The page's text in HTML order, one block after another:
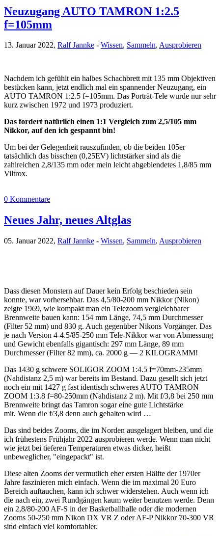
Neuzugang AUTO TAMRON 1:2.5
f=105mm
13. Januar 2022, Ralf Jannke - Wissen, Sammeln, Ausprobieren
Nachdem ich gefühlt ein halbes Schachbrett mit 135 mm Objektiven
bestücken kann, jetzt endlich mal ein spannender Neuzugang, ein
AUTO TAMRON 1:2.5 f=105mm. Das Porträt-Tele wurde nur sehr
kurz zwischen 1972 und 1973 produziert.
Das fordert natürlich einen 1:1 Vergleich zum 2,5/105 mm
Nikkor, auf den ich gespannt bin!
Um bei der Gelegenheit rauszufinden, ob die beiden 105er
tatsächlich das bisschen (0,25EV) lichtstärker sind als die
zahlreichen 2,8/135 mm oder mein leicht abgeblendetes 1,8/85 mm
Viltrox.
0 Kommentare
Neues Jahr, neues Altglas
05. Januar 2022, Ralf Jannke - Wissen, Sammeln, Ausprobieren
Dass diesen Monstern auf Dauer kein Erfolg beschieden sein
konnte, war vorhersehbar. Das 4,5/80-200 mm Nikkor (Nikon)
zeigte 1969, wie kompakt man ein Telezoom vergleichbarer
Brennweite bauen kann: 154 mm Länge, 74,5 mm Durchmesser
(Filter 52 mm) und 830 g. Auch gegenüber Nikons Vorgänger. Das
je nach Version 4-4.5/85-250 mm Tele-Nikkor war von Abmessung
und Gewicht ebenfalls gigantisch: 297 mm Länge, 89 mm
Durchmesser (Filter 82 mm), ca. 2000 g — 2 KILOGRAMM!
Das 1430 g schwere SOLIGOR ZOOM 1:4.5 f=70mm-235mm
(Nahdistanz 2,5 m) war bereits im Bestand. Dazu gesellt sich jetzt
noch ein mit 1427 g fast identisch schweres AUTO TAMRON
ZOOM 1:3.8 f=80-250mm (Nahdistanz 2 m). Mit f/3,8 bei 250 mm
Brennweite bringt das Tamron sogar eine gute Lichtstärke
mit. Wenn die f/3,8 denn auch gehalten wird …
Das sind beides Zooms, die im Norden ausgelagert bleiben, und die
ich frühestens Frühjahr 2022 ausprobieren werde. Wenn man nicht
wie jetzt bei tieferen Temperaturen etwas dicker, heißt
unbeweglicher, "eingepackt" ist.
Diese alten Zooms der vermutlich eher ersten Hälfte der 1970er
Jahre faszinieren mich einfach. Wenn die im maximal 20 Euro
Bereich auftauchen, kann ich schwer widerstehen. Auch wenn ich
die nach ein, zwei Rundgängen kaum weiter benutzen werde. Denn
ein 2,8/80-200 AF-S in der Basketballhalle oder die modernen
Zooms 50-250 mm Nikon DX VR Z oder AF-P Nikkor 70-300 VR
sind einfach viel komfortabler.